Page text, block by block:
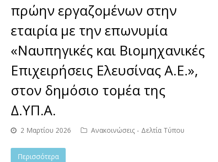
πρώην εργαζομένων στην
εταιρία με την επωνυμία
«Ναυπηγικές και Βιομηχανικές
Επιχειρήσεις Ελευσίνας Α.Ε.»,
στον δημόσιο τομέα της
Δ.ΥΠ.Α.
2 Μαρτίου 2026 Ανακοινώσεις - Δελτία Τύπου
Περισσότερα